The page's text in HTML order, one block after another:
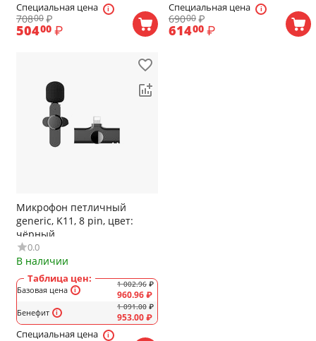
Специальная цена
70800 ₽
50400 ₽
Специальная цена
69000₽
61400 ₽
Микрофон петличный
generic, K11, 8 pin, цвет:
чёрный
0.0
В наличии
Таблица цен:
Базовая цена
Бенефит
1 002.96 ₽
960.96₽
1 091.00 ₽
953.00₽
Специальная цена